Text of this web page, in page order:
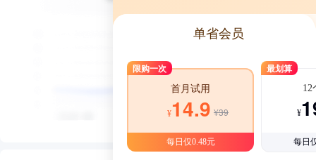
单省会员
限购一次
首月试用
¥14.9 ¥39
每日仅0.48元
最划算
12
¥
每日